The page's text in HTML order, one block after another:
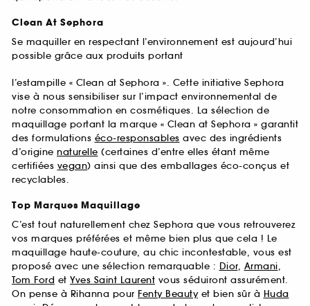
Clean At Sephora
Se maquiller en respectant l’environnement est aujourd’hui
possible grâce aux produits portant
l’estampille « Clean at Sephora ». Cette initiative Sephora
vise à nous sensibiliser sur l’impact environnemental de
notre consommation en cosmétiques. La sélection de
maquillage portant la marque « Clean at Sephora » garantit
des formulations éco-responsables avec des ingrédients
d’origine naturelle (certaines d’entre elles étant même
certifiées vegan) ainsi que des emballages éco-conçus et
recyclables.
Top Marques Maquillage
C’est tout naturellement chez Sephora que vous retrouverez
vos marques préférées et même bien plus que cela ! Le
maquillage haute-couture, au chic incontestable, vous est
proposé avec une sélection remarquable : Dior, Armani,
Tom Ford et Yves Saint Laurent vous séduiront assurément.
On pense à Rihanna pour Fenty Beautyet bien sûr à Huda